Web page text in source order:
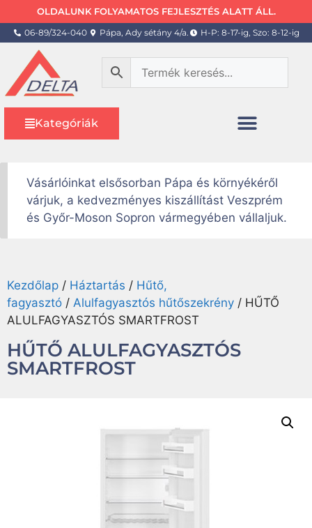
OLDALUNK FOLYAMATOS FEJLESZTÉS ALATT ÁLL.
06-89/324-040 Pápa, Ady sétány 4/a. H-P: 8-17-ig, Szo: 8-12-ig
Kategóriák
Vásárlóinkat elsősorban Pápa és környékéről
várjuk, a kedvezményes kiszállítást Veszprém
és Győr-Moson Sopron vármegyében vállaljuk.
Kezdőlap / Háztartás / Hűtő,
fagyasztó / Alulfagyasztós hűtőszekrény / HŰTŐ
ALULFAGYASZTÓS SMARTFROST
HŰTŐ ALULFAGYASZTÓS
SMARTFROST